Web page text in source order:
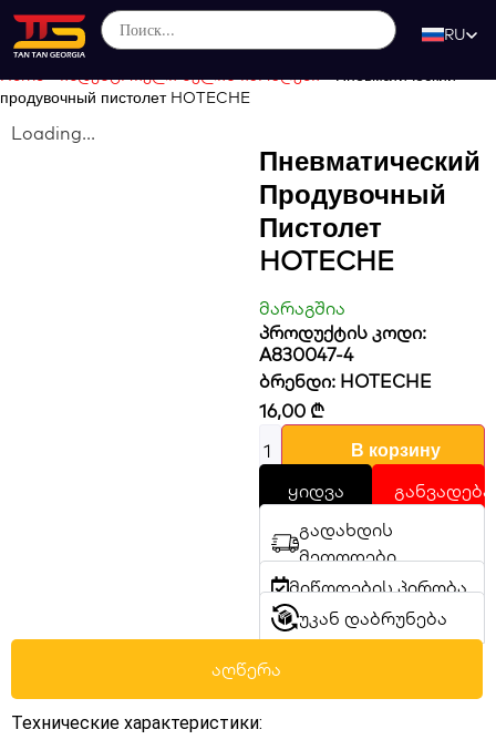
RU
продувочный пистолет HOTECHE
Loading...
Пневматический
Продувочный
Пистолет
HOTECHE
მარაგშია
პროდუქტის კოდი:
A830047-4
ბრენდი: HOTECHE
16,00 ₾
В корзину
ყიდვა
განვადება
გადახდის
მეთოდები
მიწოდების პირობა
უკან დაბრუნება
აღწერა
Технические характеристики: